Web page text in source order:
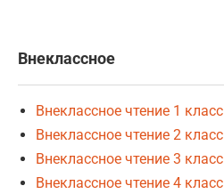
Внеклассное
Внеклассное чтение 1 класс
Внеклассное чтение 2 класс
Внеклассное чтение 3 класс
Внеклассное чтение 4 класс